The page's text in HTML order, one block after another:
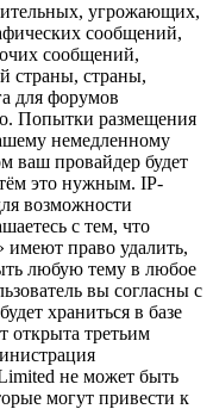
угрожающих,
сообщений,
сообщений,
страны, страны,
для форумов
Попытки размещения
немедленному
ваш провайдер будет
это нужным. IP-
возможности
с тем, что
право удалить,
любую тему в любое
вы согласны с
храниться в базе
открыта третьим
не может быть
могут привести к